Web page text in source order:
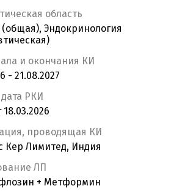
область
Эндокринология
и окончания КИ
- 21.08.2027
РКИ
проводящая КИ
Кер Лимитед, Индия
ЛП
+ Метформин